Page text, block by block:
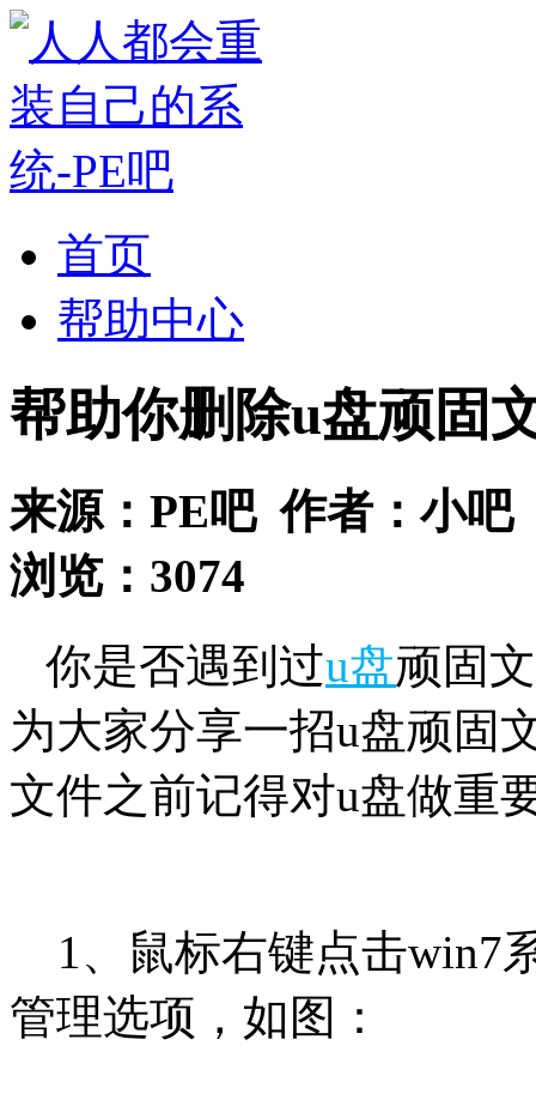
首页
帮助中心
帮助你删除u盘顽固
来源： PE吧作者：小吧
浏览： 3074
你是否遇到过u盘顽固
为大家分享一招u盘顽固
文件之前记得对u盘做重
1、鼠标右键点击win7
管理选项，如图：